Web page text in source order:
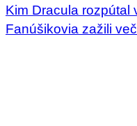
Kim Dracula rozpútal
Fanúšikovia zažili